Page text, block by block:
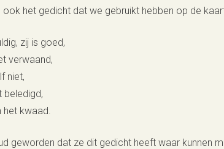
ook het gedicht dat we gebruikt hebben op de
zij is goed,
verwaand,
niet,
beledigd,
kwaad.
geworden dat ze dit gedicht heeft waar kunnen